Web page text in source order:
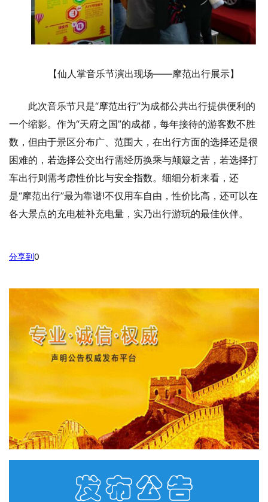
【仙人掌音乐节演出现场——摩范出行展示】
此次音乐节只是“摩范出行”为成都公共出行提供便利的
一个缩影。作为“天府之国”的成都，每年接待的游客数不胜
数，但由于景区分布广、范围大，在出行方面的选择还是很
困难的，若选择公交出行需经历换乘与颠簸之苦，若选择打
车出行则需考虑性价比与安全指数。细细分析来看，还
是“摩范出行”最为靠谱!不仅用车自由，性价比高，还可以在
各大景点的充电桩补充电量，实乃出行游玩的最佳伙伴。
分享到0